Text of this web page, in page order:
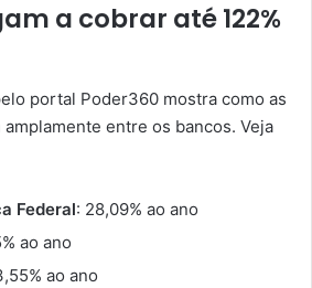
a cobrar até 122%
portal Poder360 mostra como as
entre os bancos. Veja
Federal: 28,09% ao ano
ao ano
ao ano